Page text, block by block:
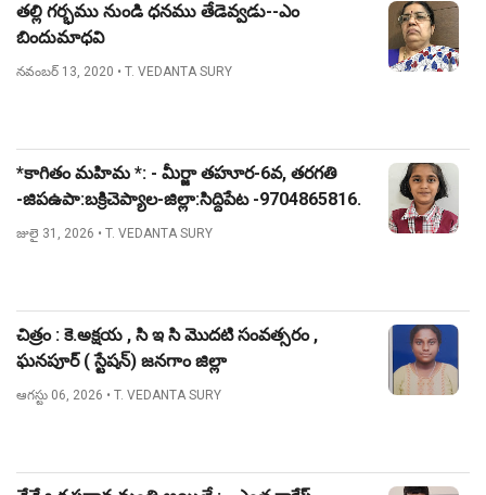
తల్లి గర్భము నుండి ధనము తేడెవ్వడు--ఎం
బిందుమాధవి
నవంబర్ 13, 2020 • T. VEDANTA SURY
*కాగితం మహిమ *: - మీర్జా తహూర-6వ, తరగతి
-జిపఉపా:బక్రిచెప్యాల-జిల్లా:సిద్దిపేట -9704865816.
జులై 31, 2026 • T. VEDANTA SURY
చిత్రం : కె.అక్షయ , సి ఇ సి మొదటి సంవత్సరం ,
ఘనపూర్ ( స్టేషన్) జనగాం జిల్లా
ఆగస్టు 06, 2026 • T. VEDANTA SURY